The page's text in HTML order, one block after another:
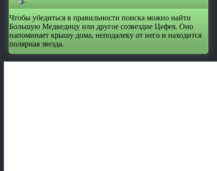
Чтобы убедиться в правильности поиска можно найти
Большую Медведицу или другое созвездие Цефея. Оно
напоминает крышу дома, неподалеку от него и находится
полярная звезда.